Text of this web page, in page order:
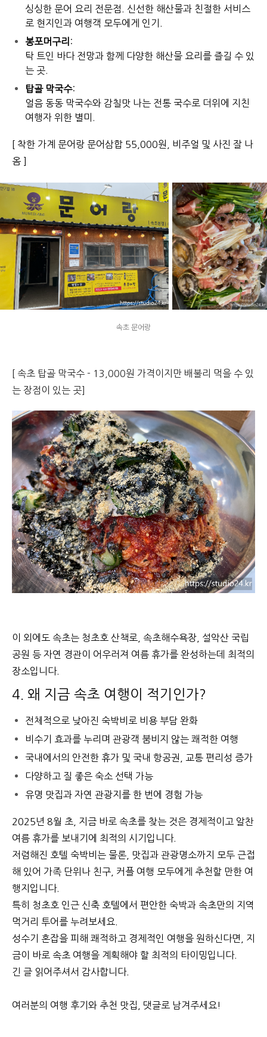
싱싱한 문어 요리 전문점. 신선한 해산물과 친절한 서비스
로 현지인과 여행객 모두에게 인기.
봉포머구리 :
탁 트인 바다 전망과 함께 다양한 해산물 요리를 즐길 수 있
는 곳.
탑골 막국수:
얼음 동동 막국수와 감칠맛 나는 전통 국수로 더위에 지친
여행자 위한 별미.
[ 착한 가계 문어랑 문어삼합 55,000원, 비주얼 및 사진 잘 나
옴 ]
속초 문어랑
[ 속초 탑골 막국수 - 13,000원 가격이지만 배불리 먹을 수 있
는 장점이 있는 곳]
이 외에도 속초는 청초호 산책로, 속초해수욕장, 설악산 국립
공원 등 자연 경관이 어우러져 여름 휴가를 완성하는데 최적의
장소입니다.
4. 왜 지금 속초 여행이 적기인가?
전체적으로 낮아진 숙박비로 비용 부담 완화
비수기 효과를 누리며 관광객 붐비지 않는 쾌적한 여행
국내에서의 안전한 휴가 및 국내 항공권, 교통 편리성 증가
다양하고 질 좋은 숙소 선택 가능
유명 맛집과 자연 관광지를 한 번에 경험 가능
2025년 8월 초, 지금 바로 속초를 찾는 것은 경제적이고 알찬
여름 휴가를 보내기에 최적의 시기입니다.
저렴해진 호텔 숙박비는 물론, 맛집과 관광명소까지 모두 근접
해 있어 가족 단위나 친구, 커플 여행 모두에게 추천할 만한 여
행지입니다.
특히 청초호 인근 신축 호텔에서 편안한 숙박과 속초만의 지역
먹거리 투어를 누려보세요.
성수기 혼잡을 피해 쾌적하고 경제적인 여행을 원하신다면, 지
금이 바로 속초 여행을 계획해야 할 최적의 타이밍입니다.
긴 글 읽어주셔서 감사합니다.
여러분의 여행 후기와 추천 맛집, 댓글로 남겨주세요!